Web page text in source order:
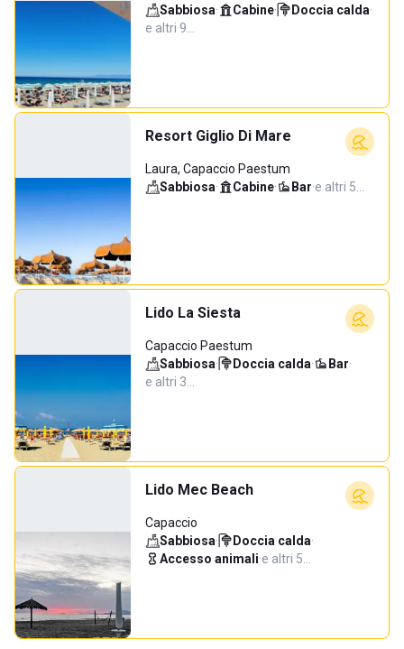
Sabbiosa· Cabine· Doccia calda·
e altri 9…
Resort Giglio Di Mare
Laura, Capaccio Paestum
Sabbiosa· Cabine· Bar·e altri 5…
Lido La Siesta
Capaccio Paestum
Sabbiosa· Doccia calda· Bar·
e altri 3…
Lido Mec Beach
Capaccio
Sabbiosa· Doccia calda·
Accesso animali·e altri 5…